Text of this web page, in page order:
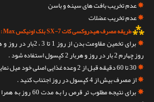
✵عدم تخریب بافت های سینه و باسن
✵عدم تخریب عضلات
⁂طریقه مصرف هیدروکسی کات SX-7 بلک اونیکس Max :
✵
برای تخمین مقاومت بدن
روز چهارم 2 بار در روز و هربار 2 کپسول استفاده شود .
✵
✵از مصرف بیش از 4 کپسول در روز اجتناب کنید .
✵
برای نتیجه مطلوب تر